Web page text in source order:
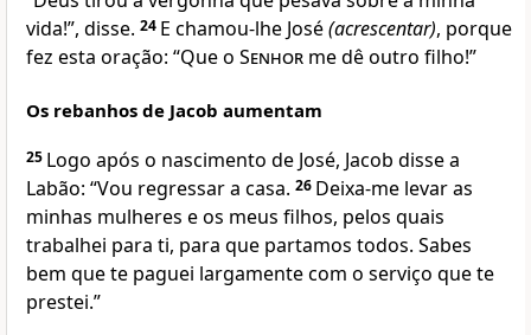
vida!”, disse. 24 E chamou-lhe José(acrescentar), porque
fez esta oração: “Que o Senhor me dê outro filho!”
Os rebanhos de Jacob aumentam
25 Logo após o nascimento de José, Jacob disse a
Labão: “Vou regressar a casa. 26 Deixa-me levar as
minhas mulheres e os meus filhos, pelos quais
trabalhei para ti, para que partamos todos. Sabes
bem que te paguei largamente com o serviço que te
prestei.”